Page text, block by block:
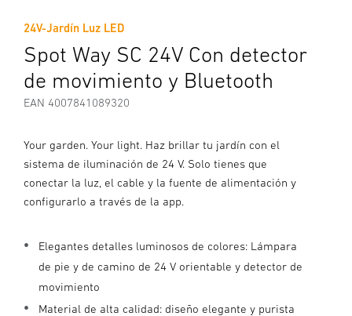
24V-Jardín Luz LED
Spot Way SC 24V Con detector
de movimiento y Bluetooth
EAN 4007841089320
Your garden. Your light. Haz brillar tu jardín con el
sistema de iluminación de 24 V. Solo tienes que
conectar la luz, el cable y la fuente de alimentación y
configurarlo a través de la app.
Elegantes detalles luminosos de colores: Lámpara
de pie y de camino de 24 V orientable y detector de
movimiento
Material de alta calidad: diseño elegante y purista